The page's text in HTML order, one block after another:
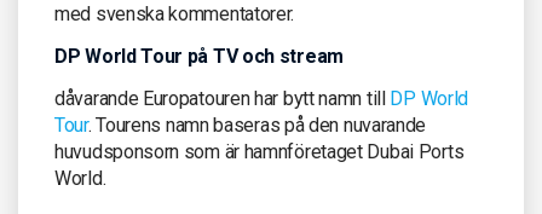
med svenska kommentatorer.
DP World Tour på TV och stream
dåvarande Europatouren har bytt namn till DP World
Tour. Tourens namn baseras på den nuvarande
huvudsponsorn som är hamnföretaget Dubai Ports
World.